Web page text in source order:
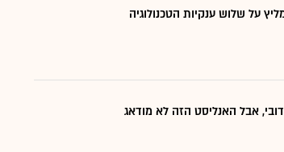
אבל האנליסט הזה לא מודאג